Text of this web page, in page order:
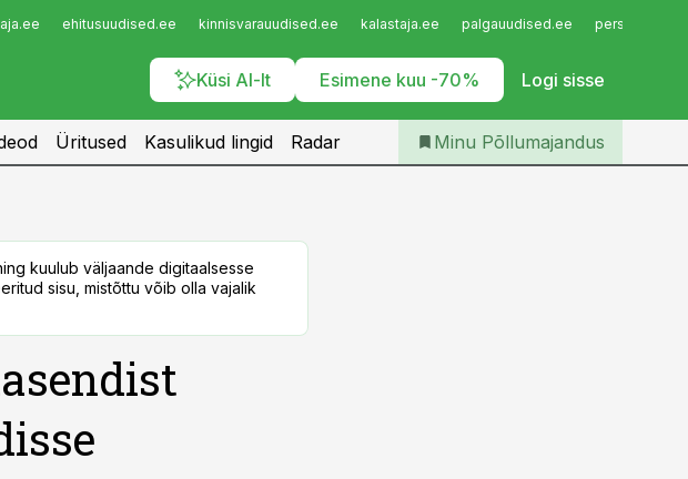
ehitusuudised.ee kinnisvarauudised.ee kalastaja.ee palgauudised.ee
Küsi AI-lt Esimene kuu -70% Logi sisse
Iseteenindus
Telli Põllumajandus
Üritused Kasulikud lingid Radar Minu Põllumajandus
kuulub väljaande digitaalsesse
sisu, mistõttu võib olla vajalik